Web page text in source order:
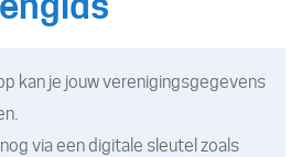
kan je jouw verenigingsgegevens
via een digitale sleutel zoals